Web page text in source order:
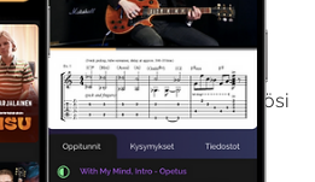
Ilmaiseksi
saat koko sisältömme käyttöösi
ajaksi.